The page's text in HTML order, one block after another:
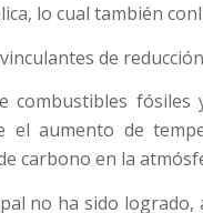
lo cual también
de
combustibles
el aumento de
carbono en la
no ha sido